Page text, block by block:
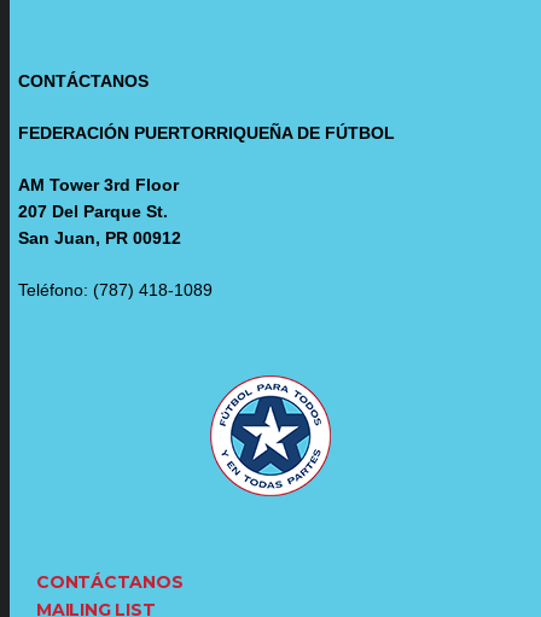
CONTÁCTANOS
FEDERACIÓN PUERTORRIQUEÑA DE FÚTBOL
AM Tower 3rd Floor
207 Del Parque St.
San Juan, PR 00912
Teléfono: (787) 418-1089
CONTÁCTANOS
MAILING LIST